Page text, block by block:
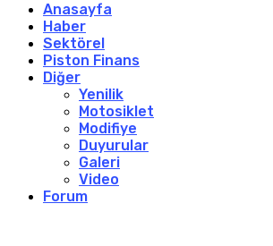
Anasayfa
Haber
Sektörel
Piston Finans
Diğer
Yenilik
Motosiklet
Modifiye
Duyurular
Galeri
Video
Forum